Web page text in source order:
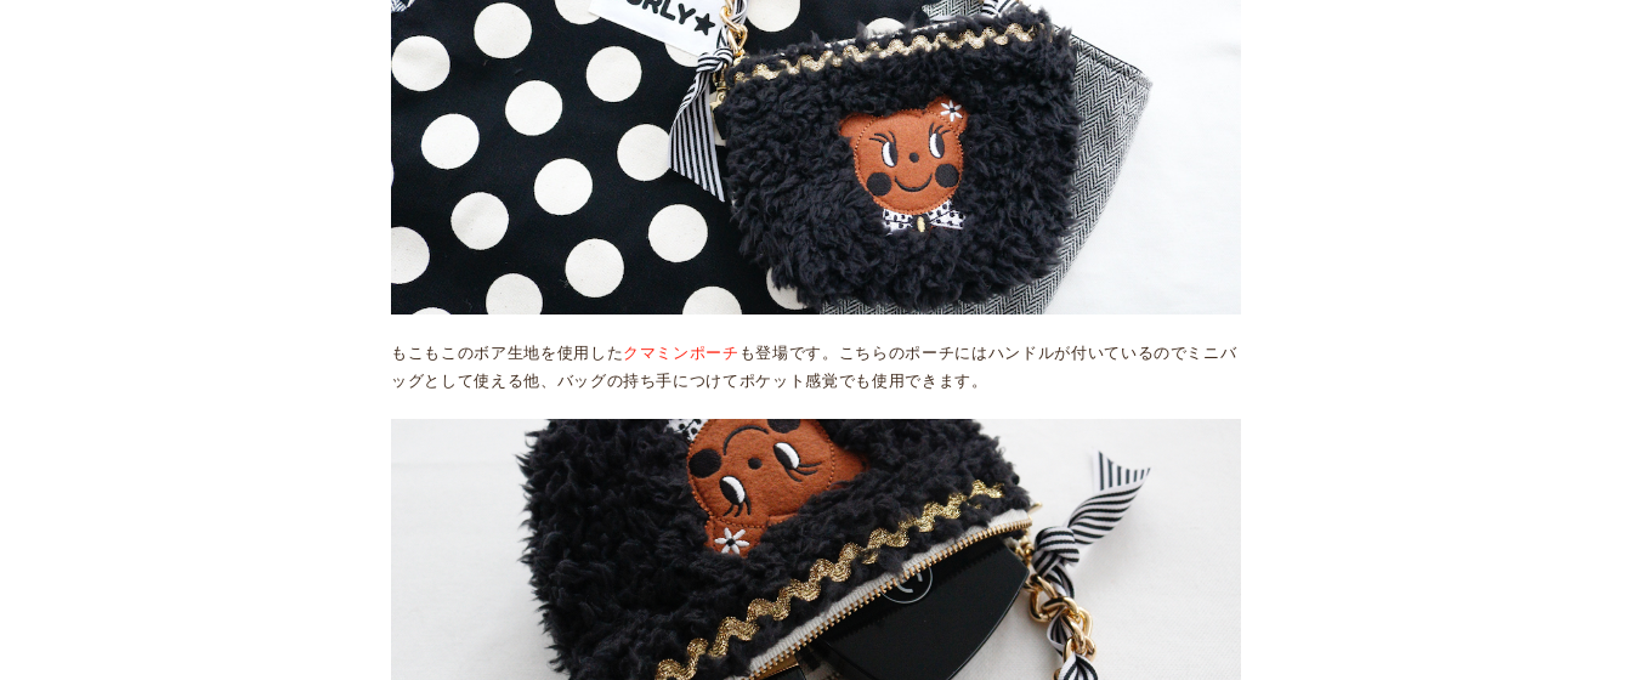
もこもこのボア生地を使用したクマミンポーチ も登場です。こちらのポーチにはハンドルが付いているのでミニバ
ッグとして使える他、バッグの持ち手につけてポケット感覚でも使用できます。